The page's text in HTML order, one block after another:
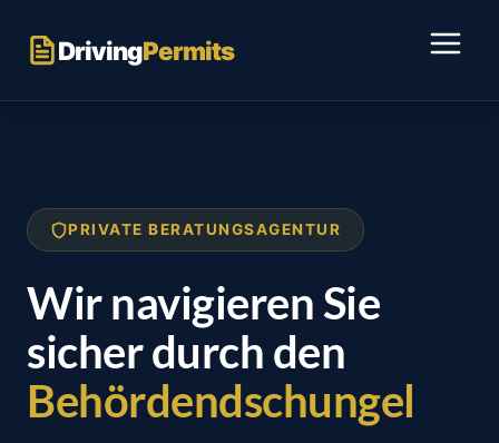
content
DrivingPermits
PRIVATE BERATUNGSAGENTUR
Wir navigieren Sie
sicher durch den
Behördendschungel